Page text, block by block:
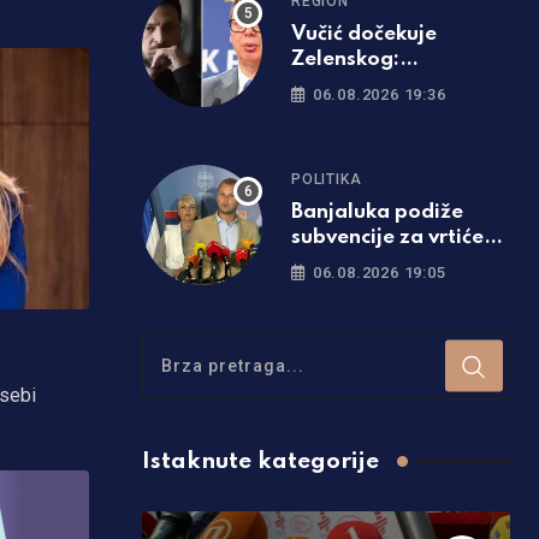
Vučić dočekuje
Zelenskog:
Predsjednik Ukrajine
Srbiju
06.08.2026 19:36
POLITIKA
Banjaluka podiže
subvencije za vrtiće
na 200 KM,
06.08.2026 19:05
Istaknute kategorije